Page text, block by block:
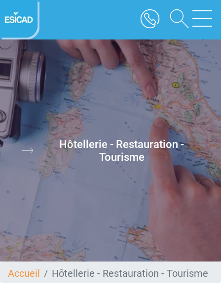
au
contenu
Hôtellerie - Restauration -
Tourisme
Image
Accueil Hôtellerie - Restauration - Tourisme